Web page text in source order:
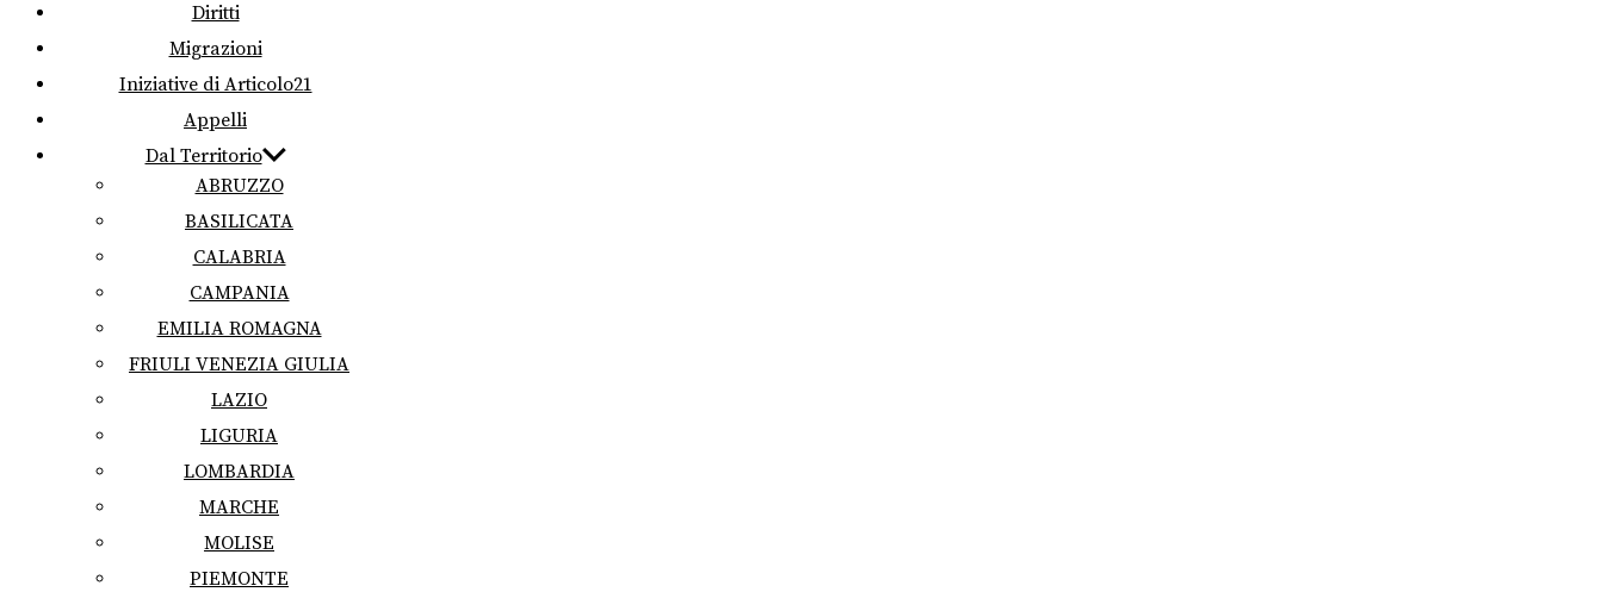
Diritti
Migrazioni
Iniziative di Articolo21
Appelli
Dal Territorio
ABRUZZO
BASILICATA
CALABRIA
CAMPANIA
EMILIA ROMAGNA
FRIULI VENEZIA GIULIA
LAZIO
LIGURIA
LOMBARDIA
MARCHE
MOLISE
PIEMONTE